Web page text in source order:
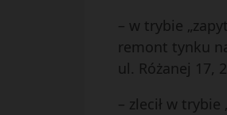
– w trybie
remont tynku
ul. Różanej 17,
– zlecił w